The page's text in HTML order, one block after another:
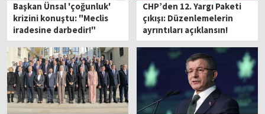
Başkan Ünsal 'çoğunluk'
krizini konuştu: "Meclis
iradesine darbedir!"
CHP’den 12. Yargı Paketi
çıkışı: Düzenlemelerin
ayrıntıları açıklansın!